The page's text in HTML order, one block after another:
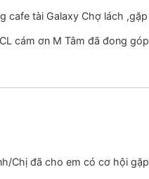
cafe tài Galaxy Chợ lách
cám ơn M Tâm đã đong
Chị đã cho em có cơ hội